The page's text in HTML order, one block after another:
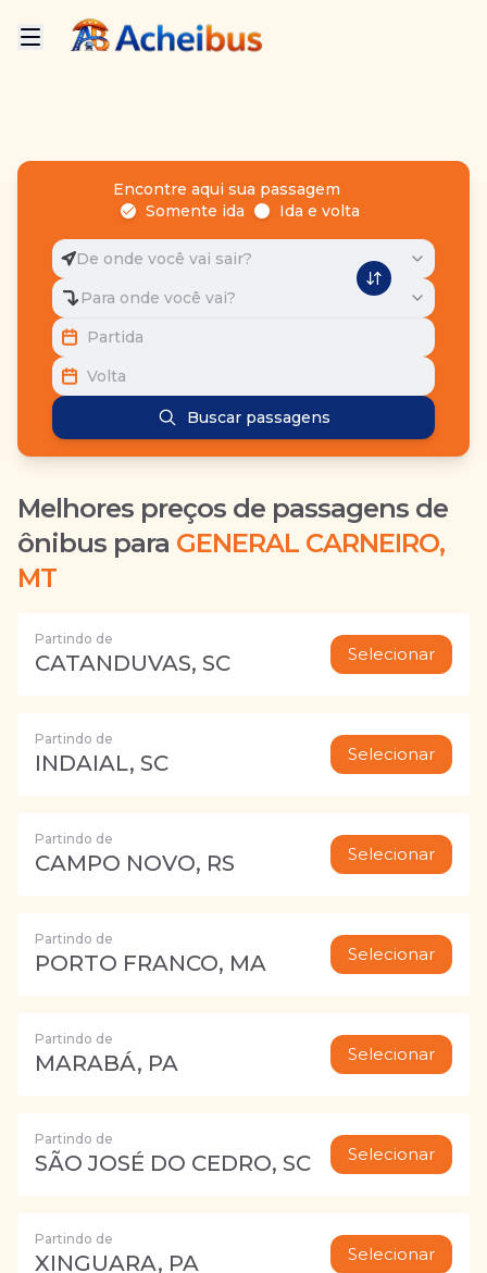
Encontre aqui sua passagem
Somente ida
Ida e volta
De onde você vai sair?
Para onde você vai?
Partida
Volta
Buscar passagens
Melhores preços de passagens de
ônibus para GENERAL CARNEIRO,
MT
Partindo de
CATANDUVAS, SC Selecionar
Partindo de
INDAIAL, SC Selecionar
Partindo de
CAMPO NOVO, RS Selecionar
Partindo de
PORTO FRANCO, MA Selecionar
Partindo de
MARABÁ, PA Selecionar
Partindo de
SÃO JOSÉ DO CEDRO, SC Selecionar
Partindo de
XINGUARA, PA Selecionar